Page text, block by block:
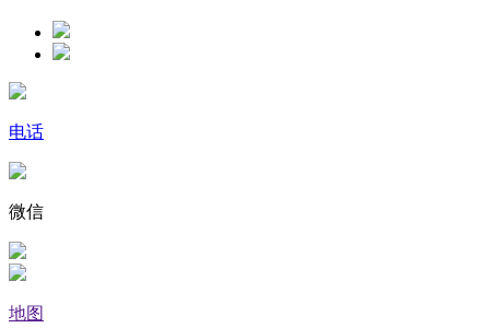
电话
微信
地图